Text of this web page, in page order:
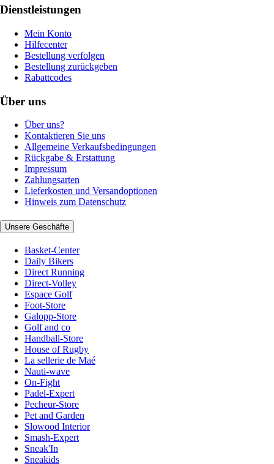
Dienstleistungen
Mein Konto
Hilfecenter
Bestellung verfolgen
Bestellung zurückgeben
Rabattcodes
Über uns
Über uns?
Kontaktieren Sie uns
Allgemeine Verkaufsbedingungen
Rückgabe & Erstattung
Impressum
Zahlungsarten
Lieferkosten und Versandoptionen
Hinweis zum Datenschutz
Unsere Geschäfte
Basket-Center
Daily Bikers
Direct Running
Direct-Volley
Espace Golf
Foot-Store
Galopp-Store
Golf and co
Handball-Store
House of Rugby
La sellerie de Maé
Nauti-wave
On-Fight
Padel-Expert
Pecheur-Store
Pet and Garden
Slowood Interior
Smash-Expert
Sneak'In
Sneakids